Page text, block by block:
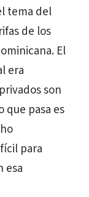
tema del
de los
El
era
son
que pasa es
para
esa